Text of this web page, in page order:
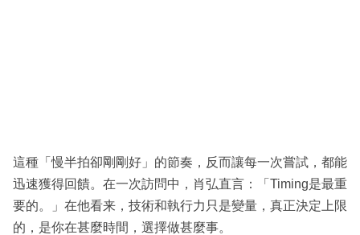
這種「慢半拍卻剛剛好」的節奏，反而讓每一次嘗試，都能
迅速獲得回饋。在一次訪問中，肖弘直言：「Timing是最重
要的。」在他看来，技術和執行力只是變量，真正決定上限
的，是你在甚麼時間，選擇做甚麼事。